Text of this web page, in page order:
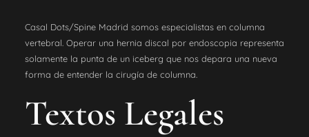
Casal Dots/Spine Madrid somos especialistas en columna
vertebral. Operar una hernia discal por endoscopia representa
solamente la punta de un iceberg que nos depara una nueva
forma de entender la cirugía de columna.
Textos Legales